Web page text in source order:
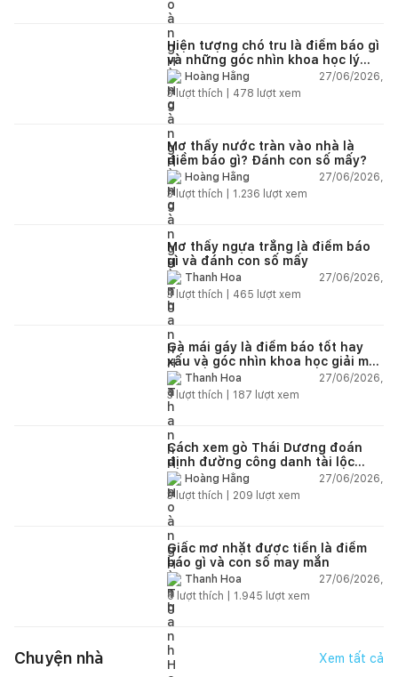
Hiện tượng chó tru là điềm báo gì
và những góc nhìn khoa học lý
giảiHoàng Hằng
27/06/2026,
3lượt thích | 478 lượt xem
Mơ thấy nước tràn vào nhà là
điềm báo gì? Đánh con số mấy?
Hoàng Hằng
27/06/2026,
3lượt thích | 1.236 lượt xem
Mơ thấy ngựa trắng là điềm báo
gì và đánh con số mấy
Thanh Hoa
27/06/2026,
3lượt thích | 465 lượt xem
Gà mái gáy là điềm báo tốt hay
xấu và góc nhìn khoa học giải mã
chi tiết
Thanh Hoa
27/06/2026,
3lượt thích | 187 lượt xem
Cách xem gò Thái Dương đoán
định đường công danh tài lộc
theo nhân tướng học
Hoàng Hằng
27/06/2026,
3lượt thích | 209 lượt xem
Giấc mơ nhặt được tiền là điềm
báo gì và con số may mắn
Thanh Hoa
27/06/2026,
6 lượt thích | 1.945 lượt xem
Chuyện nhà Xem tất cả